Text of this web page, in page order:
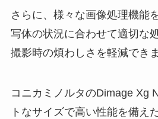
さらに、様々な画像処理機能
写体の状況に合わせて適切な
撮影時の煩わしさを軽減できま
コニカミノルタのDimage Xg
トなサイズで高い性能を備え